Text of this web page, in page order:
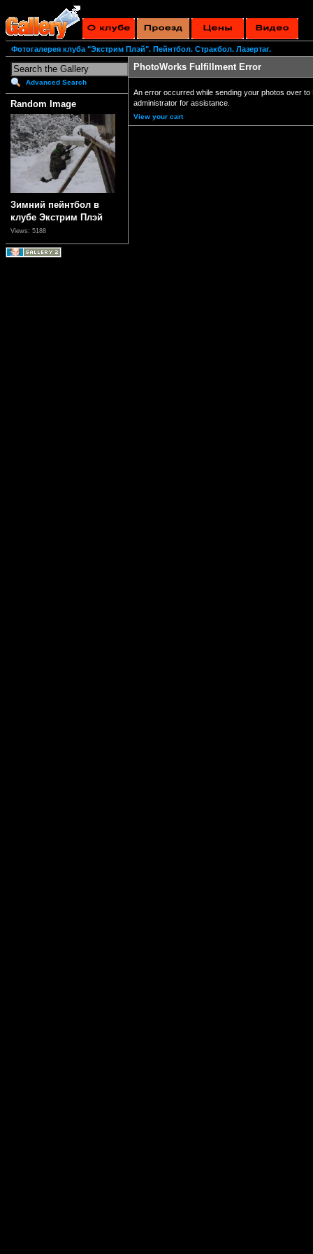
Фотогалерея клуба "Экстрим Плэй". Пейнтбол. Стракбол. Лазертаг.
Advanced Search
Random Image
Зимний пейнтбол в
клубе Экстрим Плэй
Views: 5188
PhotoWorks Fulfillment Error
An error occurred while sending your photos over
administrator for assistance.
View your cart